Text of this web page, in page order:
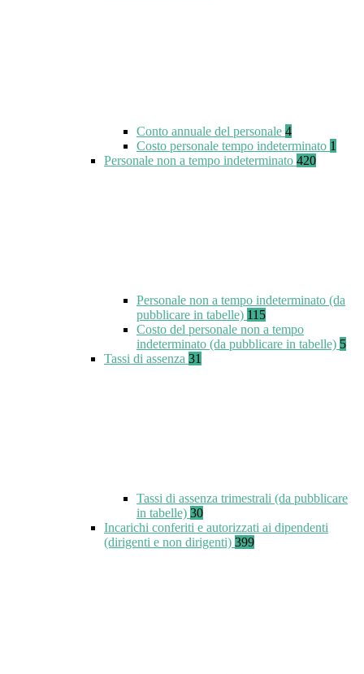
Conto annuale del personale 4
Costo personale tempo indeterminato 1
Personale non a tempo indeterminato 420
Personale non a tempo indeterminato (da
pubblicare in tabelle) 115
Costo del personale non a tempo
indeterminato (da pubblicare in tabelle) 5
Tassi di assenza 31
Tassi di assenza trimestrali (da pubblicare
in tabelle) 30
Incarichi conferiti e autorizzati ai dipendenti
(dirigenti e non dirigenti) 399